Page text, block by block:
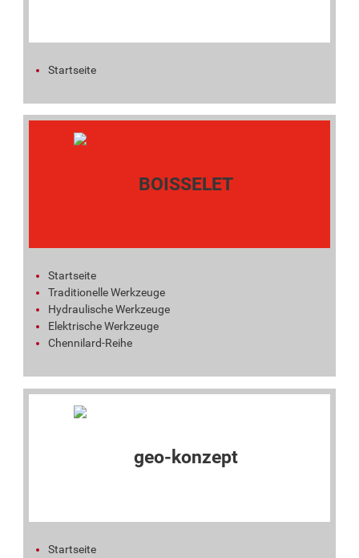
Startseite
Startseite
Traditionelle Werkzeuge
Hydraulische Werkzeuge
Elektrische Werkzeuge
Chennilard-Reihe
Startseite